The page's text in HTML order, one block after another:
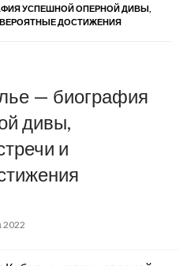
УСПЕШНОЙ ОПЕРНОЙ ДИВЫ,
ДОСТИЖЕНИЯ
— биография
дивы,
и
2022